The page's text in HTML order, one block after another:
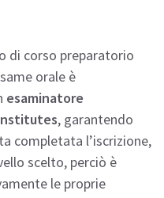
di corso preparatorio
orale è
esaminatore
, garantendo
completata l’iscrizione,
scelto, perciò è
le proprie